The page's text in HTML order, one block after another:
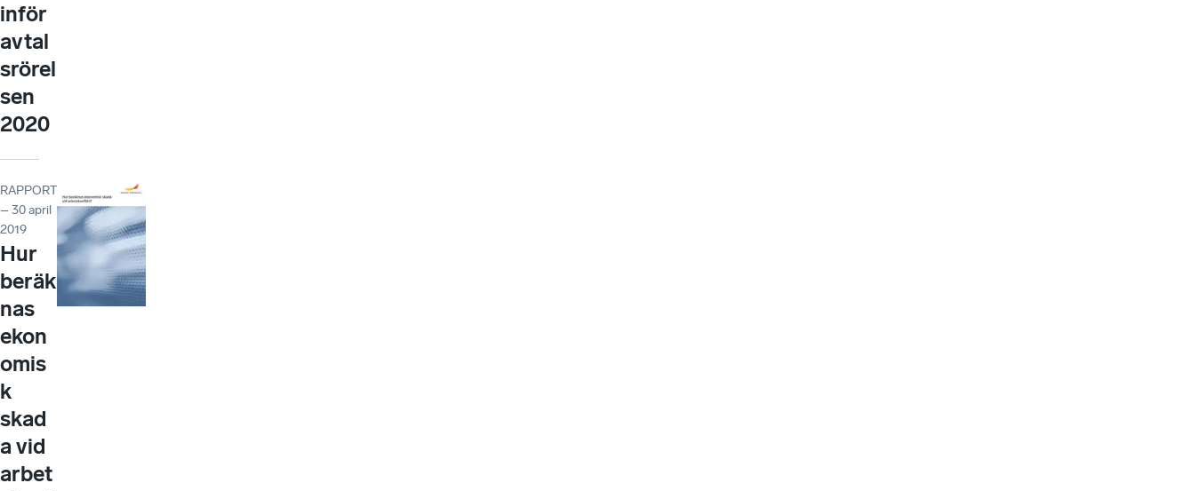
inför
avtal
srörel
sen
2020
RAPPORT
– 30 april
2019
Hur
beräk
nas
ekon
omis
k
skad
a vid
arbet